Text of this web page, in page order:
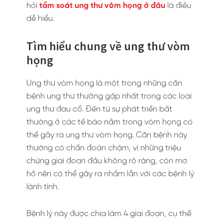
hỏi tầm soát ung thư vòm họng ở đâu là điều
dễ hiểu.
Tìm hiểu chung về ung thư vòm
họng
Ung thư vòm họng là một trong những căn
bệnh ung thư thường gặp nhất trong các loại
ung thư đau cổ. Đến từ sự phát triển bất
thường ở các tế bào nằm trong vòm họng có
thể gây ra ung thư vòm họng. Căn bệnh này
thường có chẩn đoán chậm, vì những triệu
chứng giai đoạn đầu không rõ ràng, còn mơ
hồ nên có thể gây ra nhầm lẫn với các bệnh lý
lành tính.
Bệnh lý này được chia làm 4 giai đoạn, cụ thể